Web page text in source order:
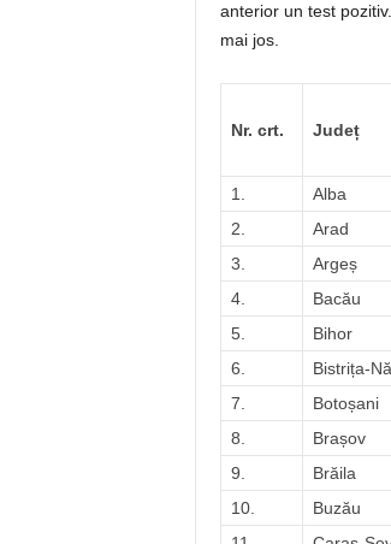
anterior un test
mai jos.
Nr. crt. Județ
1.
Alba
2.
Arad
3.
Argeș
4.
Bacău
5.
Bihor
6.
Bistrița-
7.
Botoșani
8.
Brașov
9.
Brăila
10.
Buzău